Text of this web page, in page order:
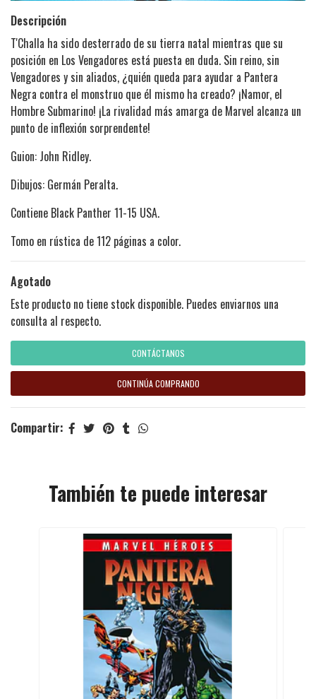
Descripción
T'Challa ha sido desterrado de su tierra natal mientras que su
posición en Los Vengadores está puesta en duda. Sin reino, sin
Vengadores y sin aliados, ¿quién queda para ayudar a Pantera
Negra contra el monstruo que él mismo ha creado? ¡Namor, el
Hombre Submarino! ¡La rivalidad más amarga de Marvel alcanza un
punto de inflexión sorprendente!
Guion: John Ridley.
Dibujos: Germán Peralta.
Contiene Black Panther 11-15 USA.
Tomo en rústica de 112 páginas a color.
Agotado
Este producto no tiene stock disponible. Puedes enviarnos una
consulta al respecto.
CONTÁCTANOS
CONTINÚA COMPRANDO
Compartir:
También te puede interesar